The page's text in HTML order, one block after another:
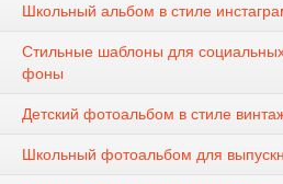
Школьный альбом в стиле
Стильные шаблоны для
фоны
Детский фотоальбом в стиле
Школьный фотоальбом для